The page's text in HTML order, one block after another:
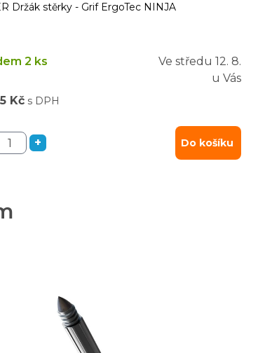
UNGER Držák stěrky - Grif ErgoTec NINJA
2 ks Ve středu 12. 8.
u Vás
Kč s DPH
+ Do košíku